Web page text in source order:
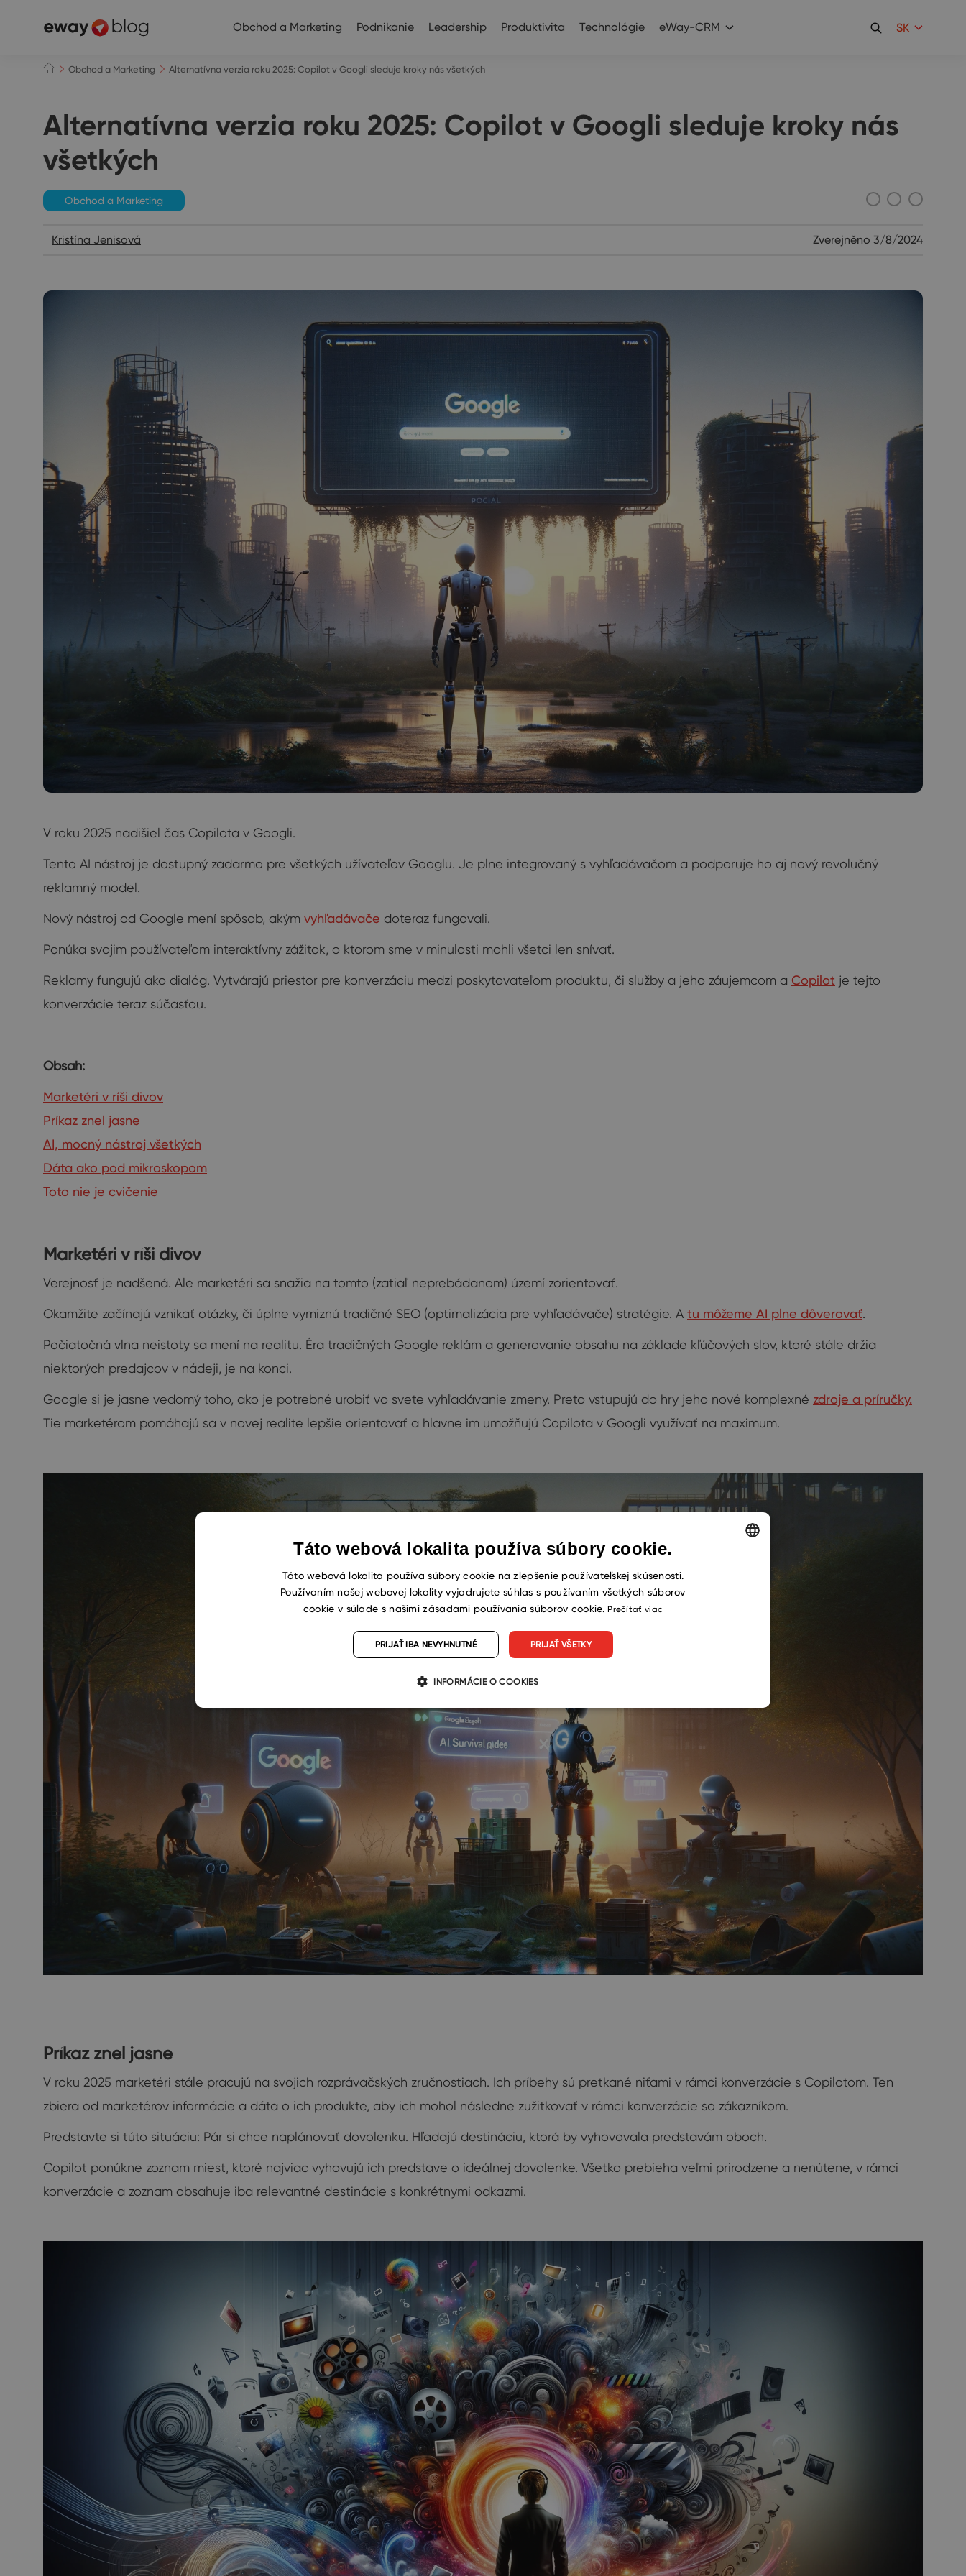
Obchod a Marketing Podnikanie Leadership Produktivita Technológie eWay-CRM SK
Obchod a Marketing Alternatívna verzia roku 2025: Copilot v Googli sleduje kroky nás všetkých
Alternatívna verzia roku 2025: Copilot v Googli sleduje kroky nás
všetkých
Obchod a Marketing
Kristína Jenisová Zverejněno 3/8/2024
V roku 2025 nadišiel čas Copilota v Googli.
Tento AI nástroj je dostupný zadarmo pre všetkých užívateľov Googlu. Je plne integrovaný s vyhľadávačom a podporuje ho aj nový revolučný
reklamný model.
Nový nástroj od Google mení spôsob, akým vyhľadávače doteraz fungovali.
Ponúka svojim používateľom interaktívny zážitok, o ktorom sme v minulosti mohli všetci len snívať.
Reklamy fungujú ako dialóg. Vytvárajú priestor pre konverzáciu medzi poskytovateľom produktu, či služby a jeho záujemcom a Copilot je tejto
konverzácie teraz súčasťou.
Obsah:
Marketéri v ríši divov
Príkaz znel jasne
AI, mocný nástroj všetkých
Dáta ako pod mikroskopom
Toto nie je cvičenie
Marketéri v ríši divov
Verejnosť je nadšená. Ale marketéri sa snažia na tomto (zatiaľ neprebádanom) území zorientovať.
Okamžite začínajú vznikať otázky, či úplne vymiznú tradičné SEO (optimalizácia pre vyhľadávače) stratégie. A tu môžeme AI plne dôverovať.
Počiatočná vlna neistoty sa mení na realitu. Éra tradičných Google reklám a generovanie obsahu na základe kľúčových slov, ktoré stále držia
niektorých predajcov v nádeji, je na konci.
Google si je jasne vedomý toho, ako je potrebné urobiť vo svete vyhľadávanie zmeny. Preto vstupujú do hry jeho nové komplexné zdroje a príručky.
Tie marketérom pomáhajú sa v novej realite lepšie orientovať a hlavne im umožňujú Copilota v Googli využívať na maximum.
Príkaz znel jasne
V roku 2025 marketéri stále pracujú na svojich rozprávačských zručnostiach. Ich príbehy sú pretkané niťami v rámci konverzácie s Copilotom. Ten
zbiera od marketérov informácie a dáta o ich produkte, aby ich mohol následne zužitkovať v rámci konverzácie so zákazníkom.
Predstavte si túto situáciu: Pár si chce naplánovať dovolenku. Hľadajú destináciu, ktorá by vyhovovala predstavám oboch.
Copilot ponúkne zoznam miest, ktoré najviac vyhovujú ich predstave o ideálnej dovolenke. Všetko prebieha veľmi prirodzene a nenútene, v rámci
konverzácie a zoznam obsahuje iba relevantné destinácie s konkrétnymi odkazmi.
Táto webová lokalita používa súbory cookie.
Táto webová lokalita používa súbory cookie na zlepšenie používateľskej skúsenosti.
Používaním našej webovej lokality vyjadrujete súhlas s používaním všetkých súborov
cookie v súlade s našimi zásadami používania súborov cookie. Prečítať viac
PRIJAŤ VŠETKY
PRIJAŤ IBA NEVYHNUTNÉ
INFORMÁCIE O COOKIES